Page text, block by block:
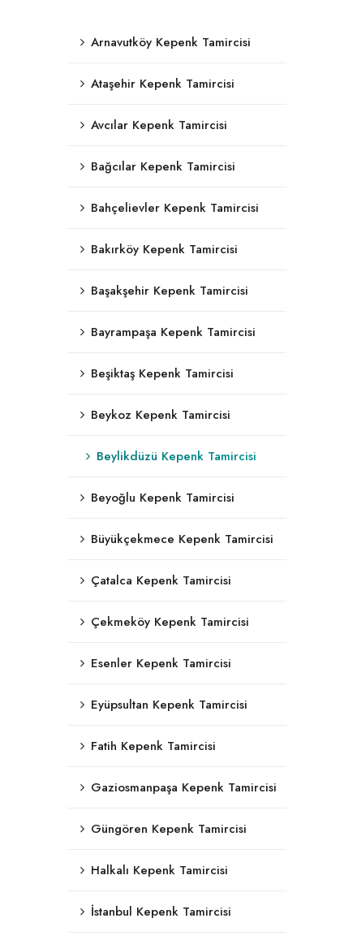
Arnavutköy Kepenk Tamircisi
Ataşehir Kepenk Tamircisi
Avcılar Kepenk Tamircisi
Bağcılar Kepenk Tamircisi
Bahçelievler Kepenk Tamircisi
Bakırköy Kepenk Tamircisi
Başakşehir Kepenk Tamircisi
Bayrampaşa Kepenk Tamircisi
Beşiktaş Kepenk Tamircisi
Beykoz Kepenk Tamircisi
Beylikdüzü Kepenk Tamircisi
Beyoğlu Kepenk Tamircisi
Büyükçekmece Kepenk Tamircisi
Çatalca Kepenk Tamircisi
Çekmeköy Kepenk Tamircisi
Esenler Kepenk Tamircisi
Eyüpsultan Kepenk Tamircisi
Fatih Kepenk Tamircisi
Gaziosmanpaşa Kepenk Tamircisi
Güngören Kepenk Tamircisi
Halkalı Kepenk Tamircisi
İstanbul Kepenk Tamircisi